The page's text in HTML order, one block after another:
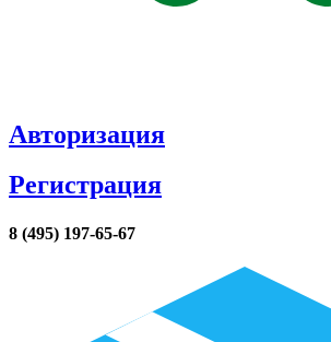
Авторизация
Регистрация
8 (495) 197-65-67